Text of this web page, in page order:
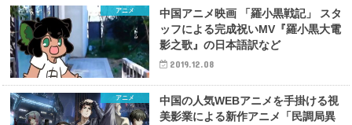
アニメ
中国アニメ映画 「羅小黒戦記」 スタ
ッフによる完成祝いMV『羅小黒大電
影之歌』の日本語訳など
2019.12.08
アニメ
中国の人気WEBアニメを手掛ける視
美影業による新作アニメ「民調局異